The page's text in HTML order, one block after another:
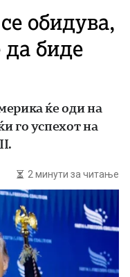
обидува,
да биде
ќе оди на
го успехот на
2 минути за читање